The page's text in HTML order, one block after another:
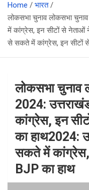
Home
भारत
लोकसभा चुनाव लोकसभा
में कांग्रेस, इन सीटों से नेताओं
से सकते में कांग्रेस, इन सीटों
लोकसभा चुनाव
2024:
कांग्रेस, इन
का हाथ2024:
सकते में कांग्रेस,
BJP का हाथ